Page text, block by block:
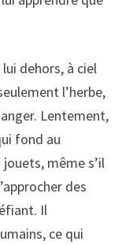
dehors, à ciel
l’herbe,
Lentement,
fond au
même s’il
des
Il
ce qui